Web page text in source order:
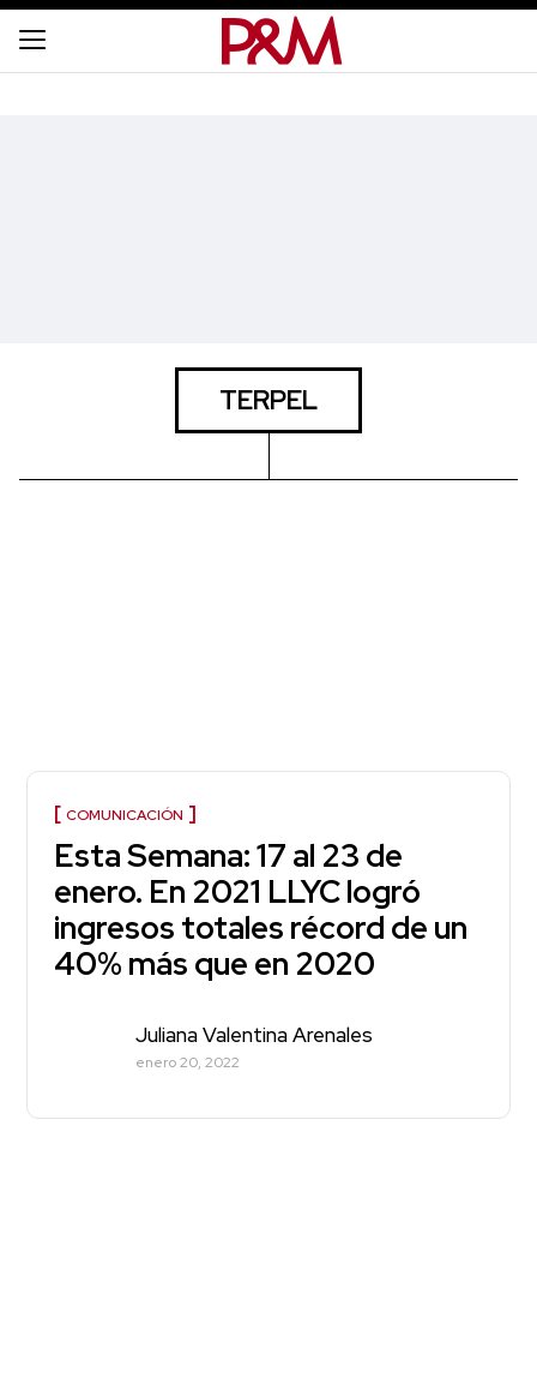
TERPEL
COMUNICACIÓN
Esta Semana: 17 al 23 de
enero. En 2021 LLYC logró
ingresos totales récord de un
40% más que en 2020
Juliana Valentina Arenales
enero 20, 2022